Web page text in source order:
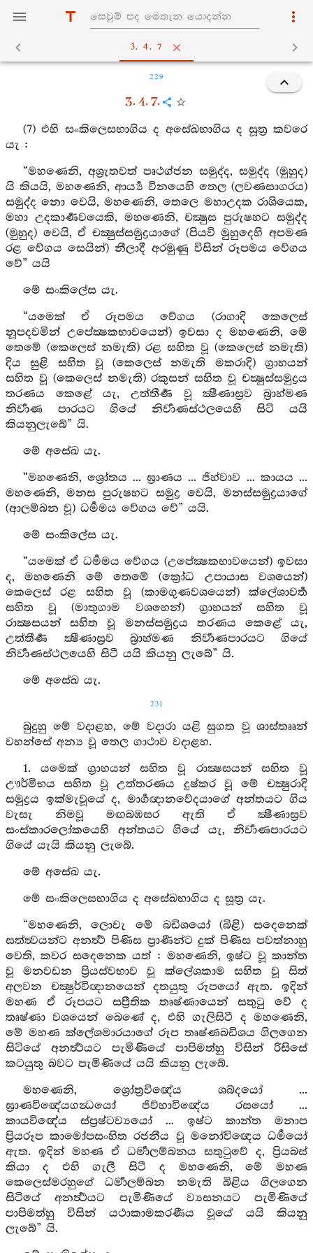
3. 4. 7
229
3. 4. 7.
(7) එහි සංකිලෙසභාගිය ද අසේඛභාගිය ද සූත්‍ර කවරෙ
යැ :
“මහණෙනි, අශ්‍රැතවත් පෘථග්ජන සමුද්ද, සමුද්ද (මුහුද)
යි කියයි, මහණෙනි, ආර්‍ය්‍ය විනයෙහි තෙල (ලවණසාගරය)
සමුද්ද නො වෙයි, මහණෙනි, තෙලෙ මහාඋදක රාශියෙක,
මහා උදකාර්‍ණවයෙකි, මහණෙනි, චක්‍ෂුස පුරුෂහට සමුද්ද
(මුහුද) වෙයි, ඒ චක්‍ෂුස්සමුද්‍රයාගේ (පියවි මුහුදෙහි අපමණ
රළ වේගය සෙයින්) නීලාදී අරමුණු විසින් රූපමය වේගය
වේ” යයි
මේ සංකිලේස යැ.
“යමෙක් ඒ රූපමය වේගය (රාගාදි කෙලෙස්
නූපදවමින් උපේක්‍ෂකභාවයෙන්) ඉවසා ද මහණෙනි, මේ
තෙමේ (කෙලෙස් නමැති) රළ සහිත වූ (කෙලෙස් නමැති)
දිය සුළි සහිත වූ (කෙලෙස් නමැති මකරාදි) ග්‍රාහයන්
සහිත වූ (කෙලෙස් නමැති) රකුසන් සහිත වූ චක්‍ෂුස්සමුද්‍රය
තරණය කෙළේ යැ, උත්තීර්‍ණ වූ ක්‍ෂීණාස්‍රව බ්‍රාහ්මණ
නිර්‍වාණ පාරයට ගියේ නිර්‍වාණස්ථලයෙහි සිටි යයි
කියනුලැබේ” යි.
මේ අසේඛ යැ.
“මහණෙනි, ශ්‍රෝතය ... ඝ්‍රාණය ... ජිහ්වාව ... කායය ...
මහණෙනි, මනස පුරුෂහට සමුද්‍ර වෙයි, මනස්සමුද්‍රයාගේ
(ආලම්බන වූ) ධර්‍මමය වේගය වේ” යයි.
මේ සංකිලේස යැ.
“යමෙක් ඒ ධර්‍මමය වේගය (උපේක්‍ෂකභාවයෙන්) ඉවසා
ද, මහණෙනි මේ තෙමේ (ක්‍රෝධ උපායාස වශයෙන්)
කෙලෙස් රළ සහිත වූ (කාමගුණවශයෙන්) ක්ලේශාවර්‍ත
සහිත වූ (මාතුගාම වශහෙන්) ග්‍රාහයන් සහිත වූ
රාක්‍ෂසයන් සහිත වූ මනස්සමුද්‍රය තරණය කෙළේ යැ,
උත්තීර්‍ණ ක්‍ෂීණාස්‍රව බ්‍රාහ්මණ නිර්‍වාණපාරයට ගියේ
නිර්‍වාණස්ථලයෙහි සිටී යයි කියනු ලැබේ” යි.
මේ අසේඛ යැ.
231
බුදුහු මේ වදාළහ, මේ වදාරා යළි සුගත වූ ශාස්තෲන්
වහන්සේ අන්‍ය වූ තෙල ගාථාව වදාළහ.
1. යමෙක් ග්‍රාහයන් සහිත වූ රාක්‍ෂසයන් සහිත වූ
ඌර්මිභය සහිත වූ උත්තරණය දුෂ්කර වූ මේ චක්‍ෂුරාදි
සමුද්‍රය ඉක්මැවූයේ ද, මාර්‍ගඥානවේදයාගේ අන්තයට ගිය
වැසැ නිමවූ මඟබඹසර ඇති ඒ ක්‍ෂීණාස්‍රව
සංස්කාරලෝකයෙහි අන්තයට ගියේ යැ, නිර්‍වාණපාරයට
ගියේ යැයි කියනු ලැබේ.
මේ අසේඛ යැ.
මේ සංකිලෙසභාගිය ද අසේඛභාගිය ද සූත්‍ර යැ.
“මහණෙනි, ලොවැ මේ බඩිශයෝ (බිළි) සදෙනෙක්
සත්ත්‍වයන්ට අනර්‍ත්‍ථ පිණිස ප්‍රාණීන්ට දුක් පිණිස පවත්නාහු
වෙති, කවර සදෙනෙක යත් : මහණෙනි, ඉෂ්ට වූ කාන්ත
වූ මනවඩන ප්‍රියස්වභාව වූ ක්ලේශකාම සහිත වූ සිත්
අලවන චක්‍ෂුර්විඥානයෙන් දතයුතු රූපයෝ ඇත. ඉදින්
මහණ ඒ රූපයට සප්‍රීතික තෘෂ්ණායෙන් සතුටු වේ ද
තෘෂ්ණා වශයෙන් බෙණේ ද, එහි ගැලිසිටී ද මහණෙනි,
මේ මහණ ක්ලේශමාරයාගේ රූප තෘෂ්ණබඩිශය ගිලගෙන
සිටියේ අනර්‍ත්‍ථයට පැමිණියේ පාපිමත්හු විසින් රිසිසේ
කටයුතු බවට පැමිණියේ යයි කියනු ලැබේ.
මහණෙනි, ශ්‍රෝත්‍රවිඥේය ශබ්දයෝ ...
ඝ්‍රාණවිඥේයගන්‍ධයෝ ජිව්හාවිඥේය රසයෝ ...
කායවිඥේය ස්ප්‍රෂ්ටව්‍යයෝ ... ඉෂ්ට කාන්ත මනාප
ප්‍රියරූප කාමෝපසංහිත රජනීය වූ මනෝවිඥෙය ධර්‍මයෝ
ඇත. ඉදින් මහණ ඒ ධර්‍මාලම්බනය සතුටුවේ ද, ප්‍රියබස්
කියා ද එහි ගැලී සිටී ද මහණෙනි, මේ මහණ
කෙලෙස්මරහුගේ ධර්‍මාලම්බන නමැති බිළිය ගිලගෙන
සිටියේ අනර්‍ත්‍ථයට පැමිණියේ ව්‍යසනයට පැමිණියේ
පාපිමත්හු විසින් යථාකාමකරණීය වූයේ යයි කියනු
ලැබේ” යි.